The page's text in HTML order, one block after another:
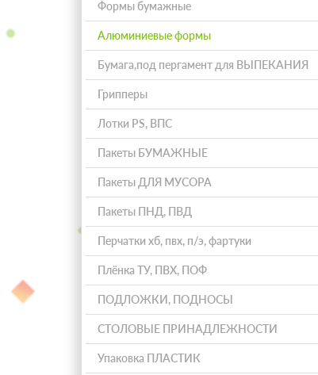
Формы бумажные
Алюминиевые формы
Бумага,под пергамент для ВЫПЕКАНИЯ
Грипперы
Лотки PS, ВПС
Пакеты БУМАЖНЫЕ
Пакеты ДЛЯ МУСОРА
Пакеты ПНД, ПВД
Перчатки хб, пвх, п/э, фартуки
Плёнка ТУ, ПВХ, ПОФ
ПОДЛОЖКИ, ПОДНОСЫ
СТОЛОВЫЕ ПРИНАДЛЕЖНОСТИ
Упаковка ПЛАСТИК